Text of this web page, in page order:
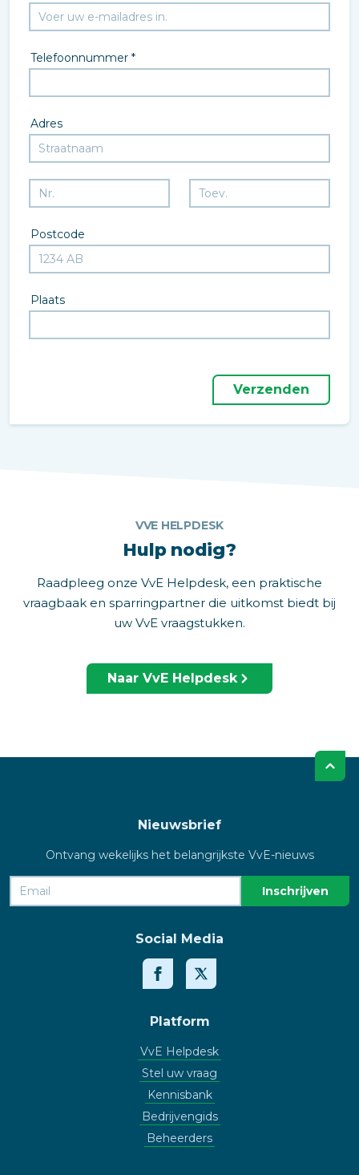
Telefoonnummer *
Adres
Postcode
Plaats
Verzenden
VVE HELPDESK
Hulp nodig?
Raadpleeg onze VvE Helpdesk, een praktische
vraagbaak en sparringpartner die uitkomst biedt bij
uw VvE vraagstukken.
Naar VvE Helpdesk
Nieuwsbrief
Ontvang wekelijks het belangrijkste VvE-nieuws
Social Media
Platform
VvE Helpdesk
Stel uw vraag
Kennisbank
Bedrijvengids
Beheerders